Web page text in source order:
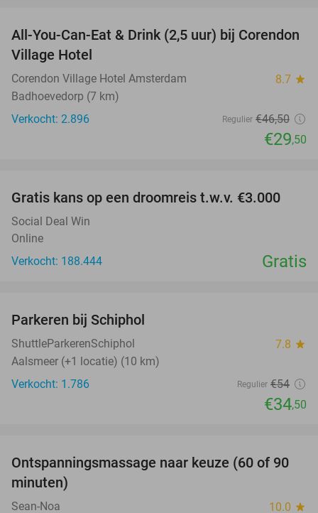
37%
All-You-Can-Eat & Drink (2,5 uur) bij Corendon
Village Hotel
Corendon Village Hotel Amsterdam 8.7 star
Badhoevedorp (7 km)
Verkocht: 2.896
Regulier €46,50
€29,50
Gratis kans op een droomreis t.w.v. €3.000
Social Deal Win
Online
Verkocht: 188.444
Gratis
Parkeren bij Schiphol
ShuttleParkerenSchiphol 7.8 star
Aalsmeer (+1 locatie) (10 km)
Verkocht: 1.786
Regulier €54
€34,50
40%
Ontspanningsmassage naar keuze (60 of 90
minuten)
Sean-Noa 10.0 star